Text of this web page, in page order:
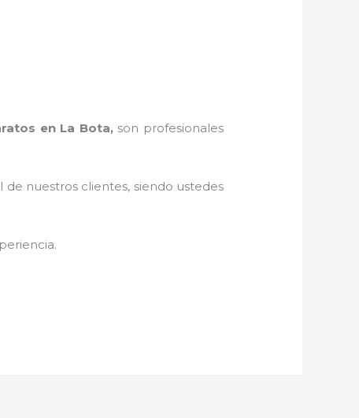
en La Bota, son profesionales
nuestros clientes, siendo ustedes